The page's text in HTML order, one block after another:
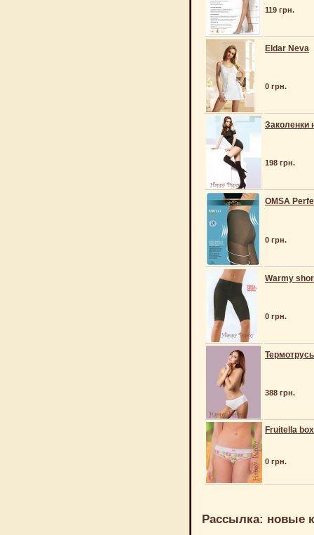
119 грн.
Eldar Neva
0 грн.
Заколенки
198 грн.
OMSA
0 грн.
Warmy
0 грн.
388 грн.
Fruitella
0 грн.
Рассылка: новые